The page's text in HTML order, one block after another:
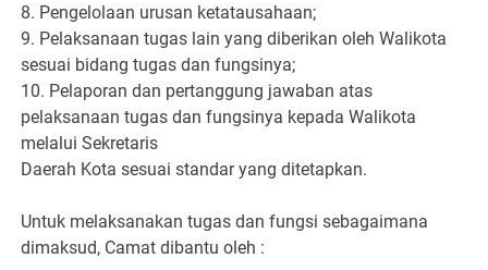
8. Pengelolaan urusan ketatausahaan;
9. Pelaksanaan tugas lain yang diberikan oleh Walikota
sesuai bidang tugas dan fungsinya;
10. Pelaporan dan pertanggung jawaban atas
pelaksanaan tugas dan fungsinya kepada Walikota
melalui Sekretaris
Daerah Kota sesuai standar yang ditetapkan.
Untuk melaksanakan tugas dan fungsi sebagaimana
dimaksud, Camat dibantu oleh :